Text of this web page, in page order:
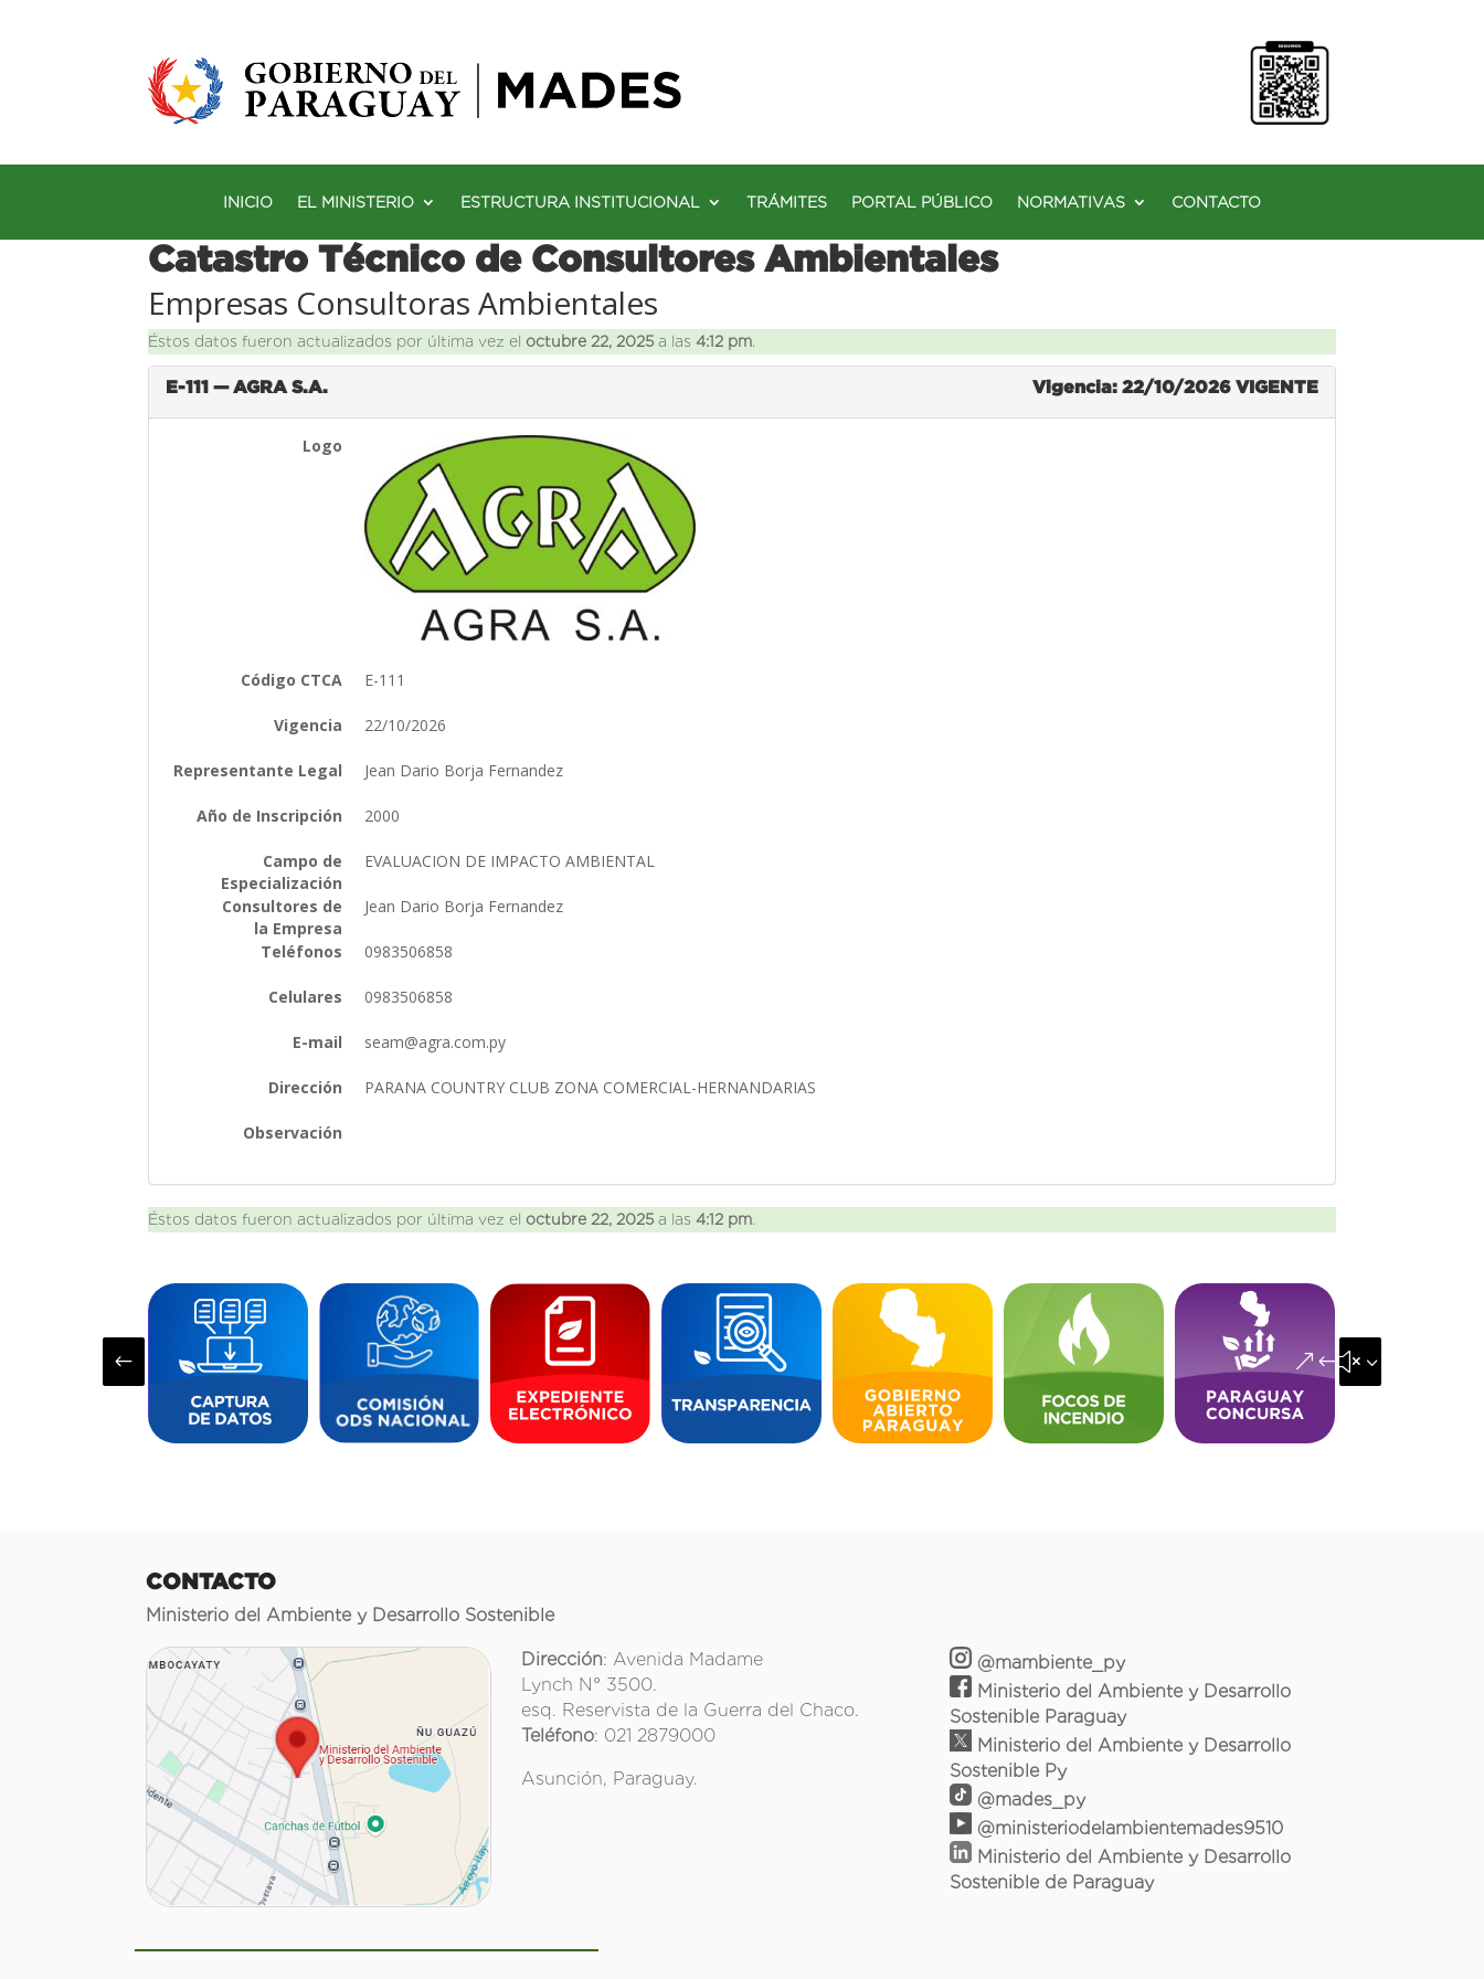
INICIO EL MINISTERIO ESTRUCTURA INSTITUCIONAL TRÁMITES PORTAL PÚBLICO NORMATIVAS CONTACTO
Catastro Técnico de Consultores Ambientales
Empresas Consultoras Ambientales
Éstos datos fueron actualizados por última vez el octubre 22, 2025 a las 4:12 pm
E-111 — AGRA S.A. Vigencia: 22/10/2026 VIGENTE
Logo
Código CTCA E-111
Vigencia 22/10/2026
Representante Legal Jean Dario Borja Fernandez
Año de Inscripción 2000
Campo de
Especialización
EVALUACION DE IMPACTO AMBIENTAL
Consultores de
la Empresa
Jean Dario Borja Fernandez
Teléfonos 0983506858
Celulares 0983506858
E-mail seam@agra.com.py
Dirección PARANA COUNTRY CLUB ZONA COMERCIAL-HERNANDARIAS
Observación
Éstos datos fueron actualizados por última vez el octubre 22, 2025 a las 4:12 pm
# &#x35;
CONTACTO
Ministerio del Ambiente y Desarrollo Sostenible
Dirección: Avenida Madame
Lynch N° 3500.
esq. Reservista de la Guerra del Chaco.
Teléfono: 021 2879000
Asunción, Paraguay.
@mambiente_py
Ministerio del Ambiente y Desarrollo
Sostenible Paraguay
Ministerio del Ambiente y Desarrollo
Sostenible Py
@mades_py
@ministeriodelambientemades9510
Ministerio del Ambiente y Desarrollo
Sostenible de Paraguay